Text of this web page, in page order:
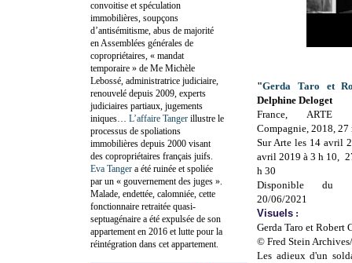
"Gerda Taro et
Delphine Deloget
France, ARTE
Compagnie, 2018, 27
Sur Arte les 14 avril
avril 2019 à 3 h 10,
h 30
Disponible du
20/06/2021
Visuels :
Gerda Taro et Robert
© Fred Stein
Les adieux d'un
convoitise et spéculation
immobilières, soupçons
d’antisémitisme, abus de majorité
en Assemblées générales de
copropriétaires, « mandat
temporaire » de Me Michèle
Lebossé, administratrice judiciaire,
renouvelé depuis 2009, experts
judiciaires partiaux, jugements
iniques… L’affaire Tanger illustre le
processus de spoliations
immobilières depuis 2000 visant
des copropriétaires français juifs.
Eva Tanger a été ruinée et spoliée
par un « gouvernement des juges ».
Malade, endettée, calomniée, cette
fonctionnaire retraitée quasi-
septuagénaire a été expulsée de son
appartement en 2016 et lutte pour la
réintégration dans cet appartement.